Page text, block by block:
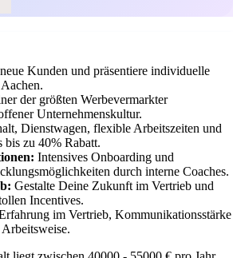
Kunden und präsentiere individuelle
der größten Werbevermarkter
Unternehmenskultur.
Dienstwagen, flexible Arbeitszeiten und
bis zu 40% Rabatt.
Intensives Onboarding und
durch interne Coaches.
Gestalte Deine Zukunft im Vertrieb und
Incentives.
im Vertrieb, Kommunikationsstärke